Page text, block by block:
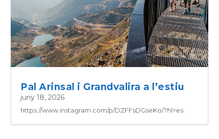
Pal Arinsal i Grandvalira a l’estiu
juny 18, 2026
https://www.instagram.com/p/DZFFsDGseKo/?hl=es